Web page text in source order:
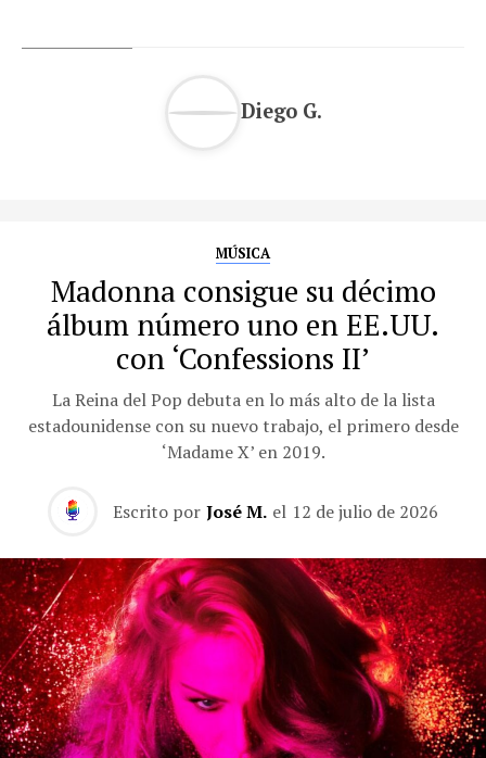
Diego G.
MÚSICA
Madonna consigue su décimo
álbum número uno en EE.UU.
con ‘Confessions II’
La Reina del Pop debuta en lo más alto de la lista
estadounidense con su nuevo trabajo, el primero desde
‘Madame X’ en 2019.
Escrito por José M. el 12 de julio de 2026